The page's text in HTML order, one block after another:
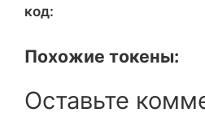
код:
Похожие токены:
Оставьте